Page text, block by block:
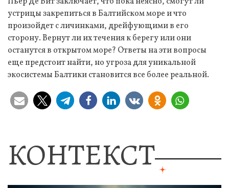
устрицы закрепиться в Балтийском море и что
произойдет с личинками, дрейфующими в его
сторону. Вернут ли их течения к берегу или они
останутся в открытом море? Ответы на эти вопросы
еще предстоит найти, но угроза для уникальной
экосистемы Балтики становится все более реальной.
КОНТЕКСТ